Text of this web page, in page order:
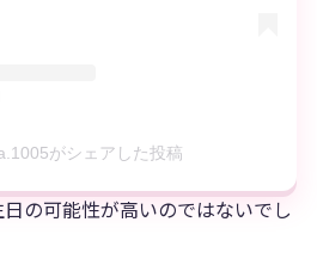
がシェアした投稿
の可能性が高いのではないでし